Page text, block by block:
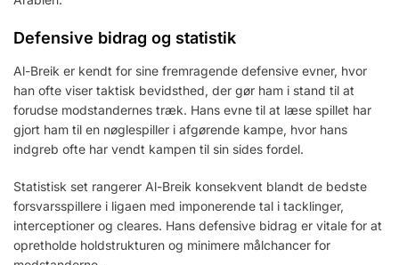
Defensive bidrag og statistik
Al-Breik er kendt for sine fremragende defensive evner, hvor
han ofte viser taktisk bevidsthed, der gør ham i stand til at
forudse modstandernes træk. Hans evne til at læse spillet har
gjort ham til en nøglespiller i afgørende kampe, hvor hans
indgreb ofte har vendt kampen til sin sides fordel.
Statistisk set rangerer Al-Breik konsekvent blandt de bedste
forsvarsspillere i ligaen med imponerende tal i tacklinger,
interceptioner og cleares. Hans defensive bidrag er vitale for at
opretholde holdstrukturen og minimere målchancer for